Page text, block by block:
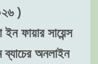
)
ফায়ার সায়েন্স
অনলাইন